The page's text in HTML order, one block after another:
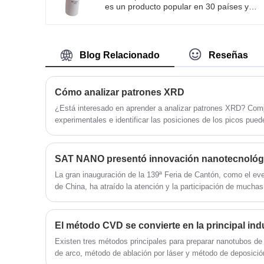
térmicos, dispositivos médicos y aleaciones
más vendido en varios países del mundo.
es un producto popular en 30 países y
nanopartículas de óxido de zinc
uniformemente dispersas en un medio
líquido. La dispersión de ZnO tiene
superficie-volumen, buena transparencia,
absorción de rayos UV.
Blog Relacionado Reseñas
Cómo analizar patrones XRD
¿Está interesado en aprender a analizar patrones XRD?
experimentales e identificar las posiciones de los picos
pasos sobre cómo analizar patrones XRD.
La gran inauguración de la 139ª Feria de Cantón, como el
de China, ha atraído la atención y la participación de
robots, nuevas energías, repuestos para automóviles y
atraído mucha atención. Los stands están completamente
entablado negociaciones exhaustivas. La escala y la calidad
aumentado, lo que facilita la obtención de pedidos y brinda
empresas participantes.
Existen tres métodos principales para preparar nanotubos
de arco, método de ablación por láser y método de